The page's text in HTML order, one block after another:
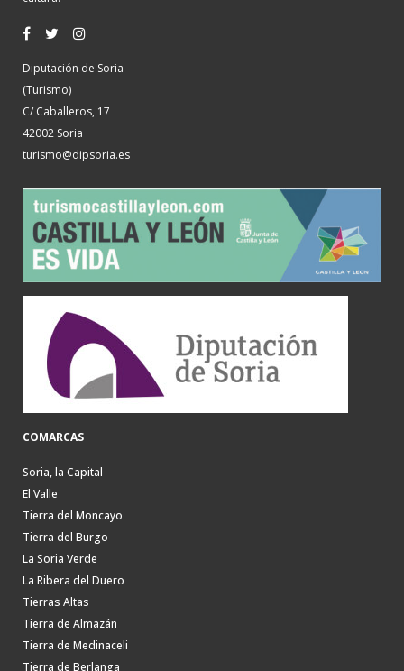
Diputación de Soria
(Turismo)
C/ Caballeros, 17
42002 Soria
turismo@dipsoria.es
COMARCAS
Soria, la Capital
El Valle
Tierra del Moncayo
Tierra del Burgo
La Soria Verde
La Ribera del Duero
Tierras Altas
Tierra de Almazán
Tierra de Medinaceli
Tierra de Berlanga